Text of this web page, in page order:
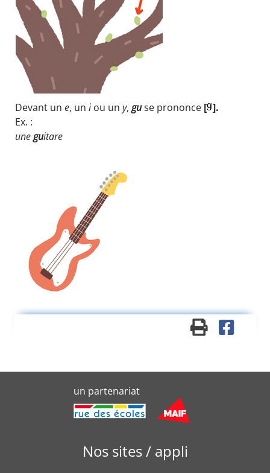
Devant un e, un i ou un y, guse prononce [ ].
Ex. :
uneguitare
un partenariat
Nos sites / appli